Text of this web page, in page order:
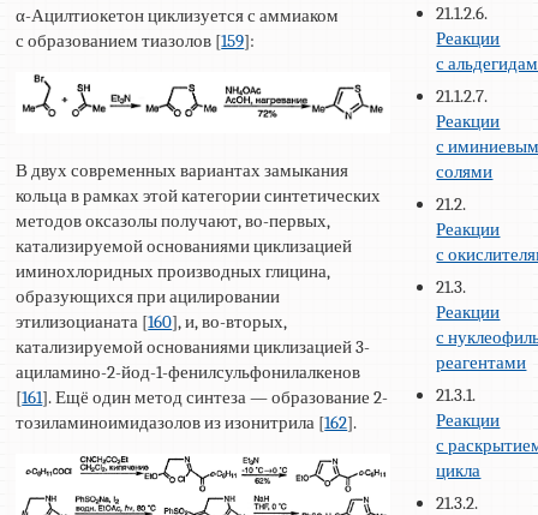
α-Ацилтиокетон циклизуется с аммиаком
с образованием тиазолов [159]:
В двух современных вариантах замыкания
кольца в рамках этой категории синтетических
методов оксазолы получают, во-первых,
катализируемой основаниями циклизацией
иминохлоридных производных глицина,
образующихся при ацилировании
этилизоцианата [160], и, во-вторых,
катализируемой основаниями циклизацией 3-
ациламино-2-йод-1-фенилсульфонилалкенов
[161]. Ещё один метод синтеза — образование 2-
тозиламиноимидазолов из изонитрила [162].
21.1.2.6.
Реакции
с
21.1.2.7.
Реакции
с
солями
21.2.
Реакции
с
21.3.
Реакции
с
реагентами
21.3.1.
Реакции
с
цикла
21.3.2.